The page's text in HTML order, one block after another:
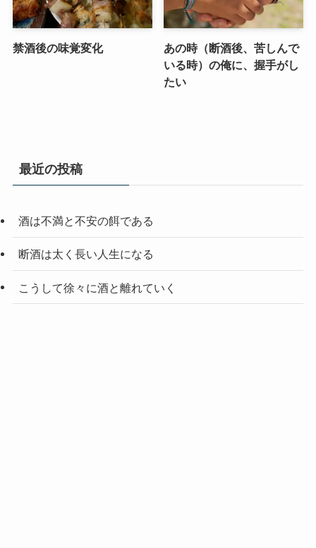
禁酒後の味覚変化
あの時（断酒後、苦しんで
いる時）の俺に、握手がし
たい
最近の投稿
酒は不満と不安の餌である
断酒は太く長い人生になる
こうして徐々に酒と離れていく